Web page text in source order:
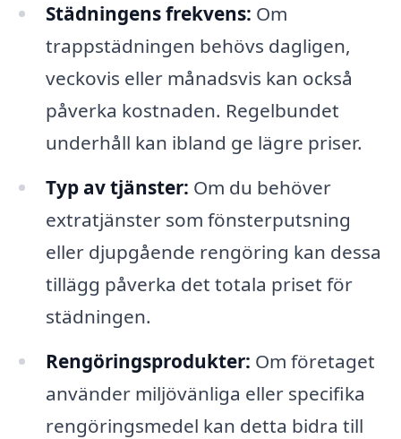
Städningens frekvens: Om
trappstädningen behövs dagligen,
veckovis eller månadsvis kan också
påverka kostnaden. Regelbundet
underhåll kan ibland ge lägre priser.
Typ av tjänster: Om du behöver
extratjänster som fönsterputsning
eller djupgående rengöring kan dessa
tillägg påverka det totala priset för
städningen.
Rengöringsprodukter: Om företaget
använder miljövänliga eller specifika
rengöringsmedel kan detta bidra till